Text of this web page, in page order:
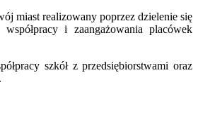
miast realizowany poprzez dzielenie się
i zaangażowania placówek
szkół z przedsiębiorstwami oraz